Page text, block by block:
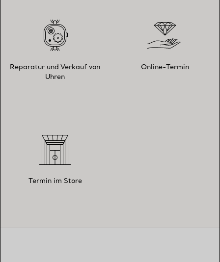
Reparatur und Verkauf von
Uhren
Online-Termin
Termin im Store